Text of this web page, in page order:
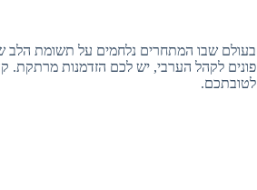
בעולם שבו המתחרים נלחמים על תשומת הלב
פונים לקהל הערבי, יש לכם הזדמנות מרתקת.
לטובתכם.